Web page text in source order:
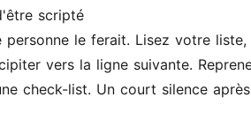
scripté
le ferait. Lisez votre
vers la ligne suivante.
check-list. Un court silence